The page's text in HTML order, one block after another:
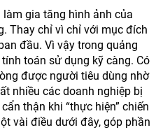
gia tăng hình ảnh của
Thay chỉ vì chỉ với mục đích
đầu. Vì vậy trong quảng
toán sử dụng kỹ càng. Có
được người tiêu dùng nhờ
nhiều các doanh nghiệp bị
thận khi “thực hiện” chiến
vài điều dưới đây, góp phần